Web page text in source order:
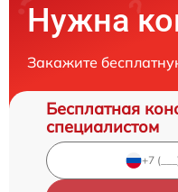
Нужна
Закажите
Бесплатная
специалистом